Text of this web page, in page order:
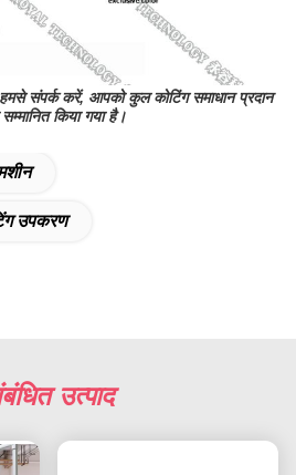
संपर्क करें, आपको कुल कोटिंग समाधान प्रदान
किया गया है।
उपकरण
उत्पाद